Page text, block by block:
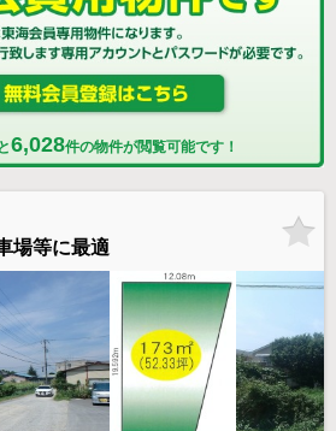
6,028件の物件が閲覧可能です！
場等に最適